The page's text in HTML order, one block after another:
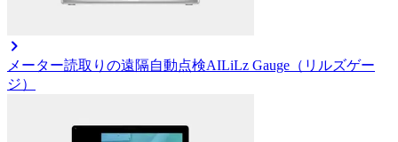
メーター読取りの遠隔自動点検AILiLz Gauge（リルズゲー
ジ）